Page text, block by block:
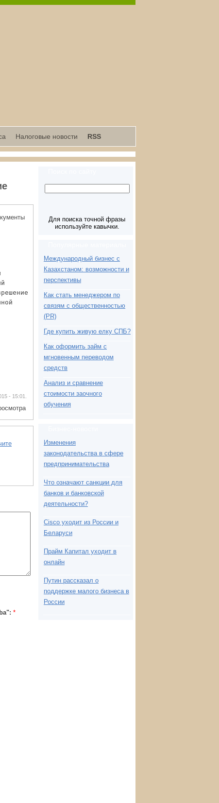
Налоговые новости RSS
- 15:01.
*
Для поиска точной фразы
используйте кавычки.
Международный бизнес с
Казахстаном: возможности и
перспективы
Как стать менеджером по
связям с общественностью
(PR)
Где купить живую елку СПБ?
Как оформить займ с
мгновенным переводом
средств
Анализ и сравнение
стоимости заочного
обучения
Изменения
законодательства в сфере
предпринимательства
Что означают санкции для
банков и банковской
деятельности?
Cisco уходит из России и
Беларуси
Прайм Капитал уходит в
онлайн
Путин рассказал о
поддержке малого бизнеса в
России